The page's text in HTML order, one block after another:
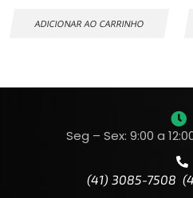
ADICIONAR AO CARRINHO
Seg – Sex: 9:00 a
(41) 3085-7508